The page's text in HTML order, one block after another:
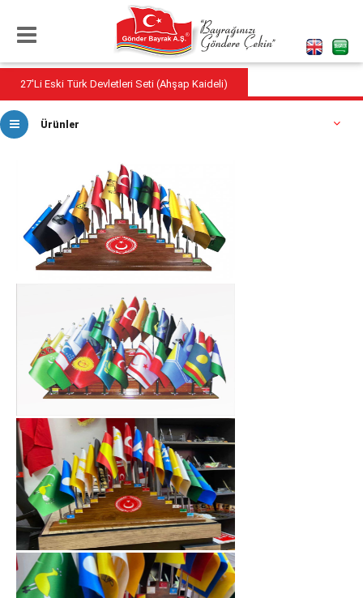
27'Li Eski Türk Devletleri Seti (Ahşap Kaideli)
Ürünler